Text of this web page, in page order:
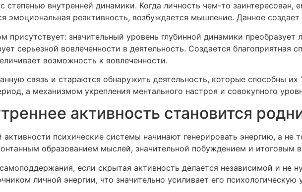
степенью внутренней динамики. Когда личность чем-то
эмоциональная реактивность, возбуждается мышление. Данное
присутствует: значительный уровень глубинной динамики
серьезной вовлеченности в деятельность. Создается благоприятная
возможность к вовлеченности.
связь и стараются обнаружить деятельность, которые способны их
а механизмом укрепления ментального настроя и совокупного
активность становится
психические системы начинают генерировать энергию, а не
образованием мыслей, значительной побуждением и итоговым
если скрытая активность делается независимой и не
личной энергии, что значительно усиливает его психологическую